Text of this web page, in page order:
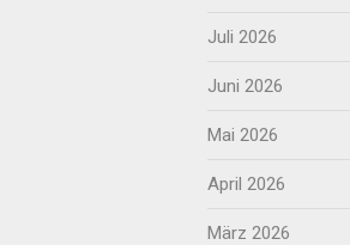
Juli 2026
Juni 2026
Mai 2026
April 2026
März 2026